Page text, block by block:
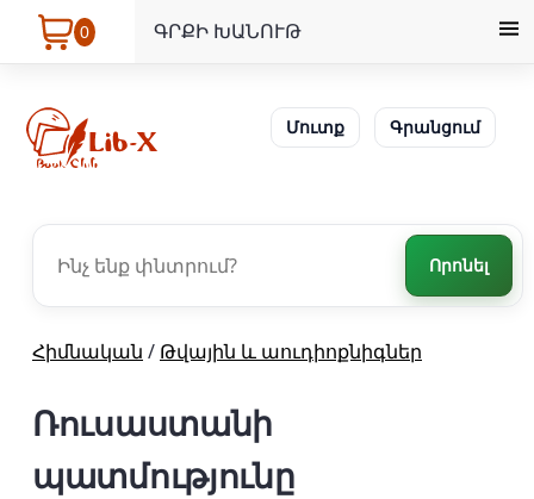
0 ԳՐՔԻ ԽԱՆՈՒԹ
Մուտք Գրանցում
Որոնել
Հիմնական / Թվային և աուդիոքնիգներ
Ռուսաստանի
պատմությունը